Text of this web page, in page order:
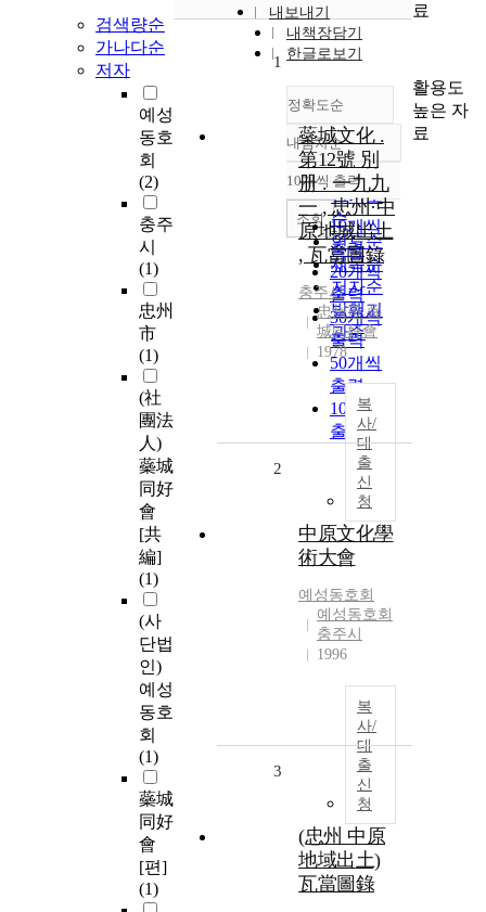
검색량순
가나다순
저자
예성
동호
회
(2)
충주
시
(1)
忠州
市
(1)
(社
團法
人)
蘂城
同好
會
[共
編]
(1)
(사
단법
인)
예성
동호
회
(1)
蘂城
同好
會
[편]
(1)
내보내기
내책장담기
한글로보기
정확도순
정확도
순
인기도
순
연도순
제목순
저자순
발행기
관순
내림차순
내림차순
10개씩 출력
10개씩
출력
20개씩
출력
30개씩
출력
50개씩
출력
100개씩
출력
조회
1
蘂城文化 .
第12號 別
册 . 一九九
一 , 忠州·中
原地城出土
, 瓦當圖錄
충주시
忠州市 蘂
城同好會
1978
복
사/
대
출
신
청
2
中原文化學
術大會
예성동호회
예성동호회
충주시
1996
복
사/
대
출
신
청
3
(忠州 中原
地域出土)
瓦當圖錄
료
활용도
높은 자
료